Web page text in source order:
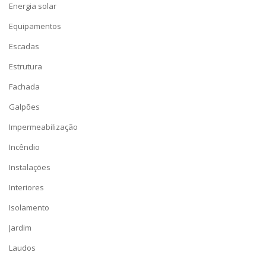
Energia solar
Equipamentos
Escadas
Estrutura
Fachada
Galpões
Impermeabilização
Incêndio
Instalações
Interiores
Isolamento
Jardim
Laudos